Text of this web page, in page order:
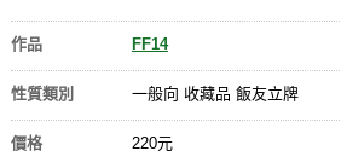
作品 FF14
性質類別 一般向 收藏品 飯友立牌
價格 220元